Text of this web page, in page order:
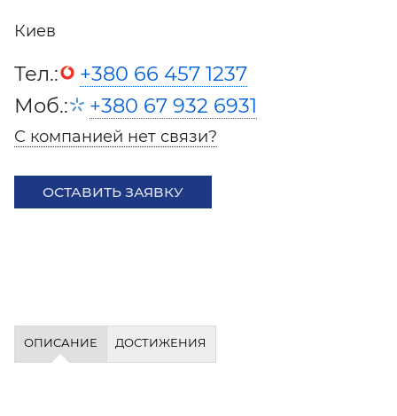
Киев
Тел.:
+380 66 457 1237
Моб.:
+380 67 932 6931
С компанией нет связи?
ОСТАВИТЬ ЗАЯВКУ
ОПИСАНИЕ ДОСТИЖЕНИЯ